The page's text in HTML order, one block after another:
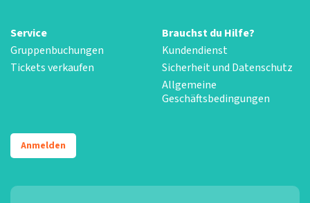
Service
Gruppenbuchungen
Tickets verkaufen
Brauchst du Hilfe?
Kundendienst
Sicherheit und Datenschutz
Allgemeine
Geschäftsbedingungen
Anmelden